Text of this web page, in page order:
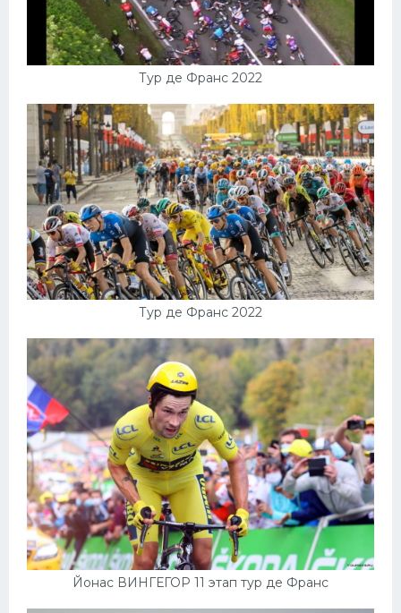
Тур де Франс 2022
Тур де Франс 2022
Йонас ВИНГЕГОР 11 этап тур де Франс